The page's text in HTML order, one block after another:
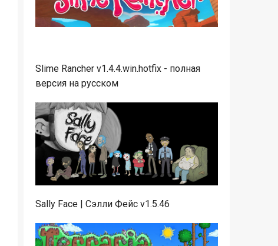
Slime Rancher v1.4.4.win.hotfix - полная
версия на русском
Sally Face | Сэлли Фейс v1.5.46